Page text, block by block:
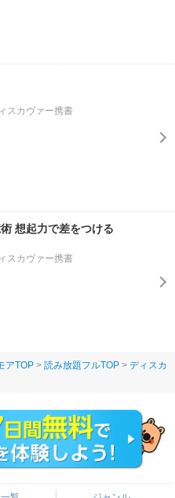
スカヴァー携書
想起力で差をつける
スカヴァー携書
アTOP 読み放題フルTOP
ディスカ